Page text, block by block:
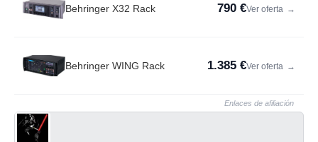
Behringer X32 Rack 790 €Ver oferta →
Behringer WING Rack 1.385 €Ver oferta →
Enlaces de afiliación